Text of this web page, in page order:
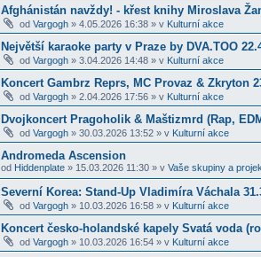
Afghánistán navždy! - křest knihy Miroslava
od Vargogh » 4.05.2026 16:38 » v Kulturní akce
Největší karaoke party v Praze by DVA.TOO
od Vargogh » 3.04.2026 14:48 » v Kulturní akce
Koncert Gambrz Reprs, MC Provaz & Zkryton
od Vargogh » 2.04.2026 17:56 » v Kulturní akce
Dvojkoncert Pragoholik & Maštizmrd (Rap,
od Vargogh » 30.03.2026 13:52 » v Kulturní akce
Andromeda Ascension
od Hiddenplate » 15.03.2026 11:30 » v Vaše skupiny a
Severní Korea: Stand-Up Vladimíra Váchala
od Vargogh » 10.03.2026 16:58 » v Kulturní akce
Koncert česko-holandské kapely Svatá voda
od Vargogh » 10.03.2026 16:54 » v Kulturní akce